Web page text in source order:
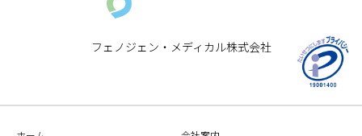
フェノジェン・メディカル株式会社